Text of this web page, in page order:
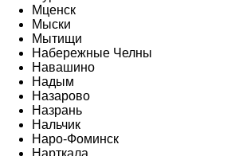
Мценск
Мыски
Мытищи
Набережные Челны
Навашино
Надым
Назарово
Назрань
Нальчик
Наро-Фоминск
Нарткала